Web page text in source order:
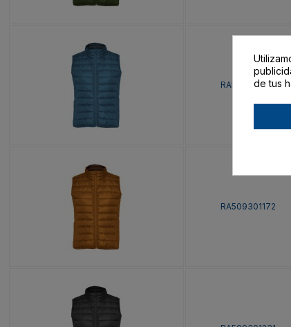
RA509301170
RA509301172
de tus